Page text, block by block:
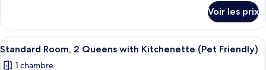
Queen
Beds,
Kitchenette
(Non-
le
type
de
Voir les prix
Afficher
toutes
Une chambre d’hôtel avec un lit,
7
Standard Room, 2 Queens with Kitchenette (Pet Friendly)
1 chambre